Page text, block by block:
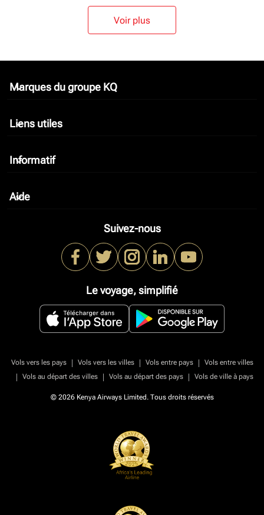
Voir plus
Marques du groupe KQ
keyboard_arrow_down
Liens utiles
keyboard_arrow_down
Informatif
keyboard_arrow_down
Aide
keyboard_arrow_down
Suivez-nous
Le voyage, simplifié
Vols vers les pays | Vols vers les villes | Vols entre pays |
Vols entre villes
|
Vols au départ des villes | Vols au départ des pays | Vols de ville à pays
© 2026 Kenya Airways Limited. Tous droits réservés